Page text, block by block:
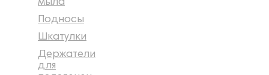
мыла
Подносы
Шкатулки
Держатели
для